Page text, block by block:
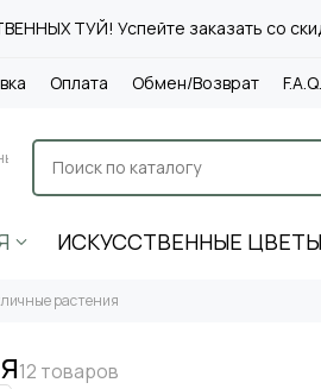
ТУЙ! Успейте заказать со
Оплата Обмен/Возврат F.A.Q.
ИСКУССТВЕННЫЕ ЦВЕТЫ
растения